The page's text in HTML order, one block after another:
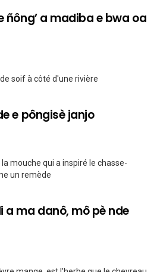
ñông’ a madiba e bwa oa
soif à côté d'une rivière
e pôngisè janjo
mouche qui a inspiré le chasse-
un remède
a ma danô, mô pè nde